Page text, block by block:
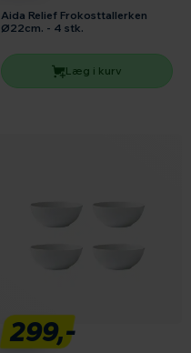
Aida Relief Frokosttallerken
Ø22cm. - 4 stk.
Læg i kurv
299,-